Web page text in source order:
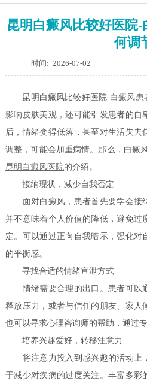
昆明白癜风比较好医院
何调
时间: 2026-07-02
昆明白癜风比较好医院-白癜风患
影响皮肤美观，还可能引发患者的自
后，情绪变得低落，甚至对生活失去
调整，可能会加重病情。那么，白癜
昆明白癜风医院的介绍。
接纳现状，减少自我否定
面对白癜风，患者首先要学会接
并不意味着个人价值的降低，避免过
定。可以通过正向自我暗示，强化对
的平衡感。
寻找合适的情绪宣泄方式
情绪需要合理的出口。患者可以
释放压力，或者与信任的朋友、家人
也可以寻求心理咨询师的帮助，通过
培养兴趣爱好，转移注意力
将注意力投入到感兴趣的活动上
于减少对疾病的过度关注。丰富多彩